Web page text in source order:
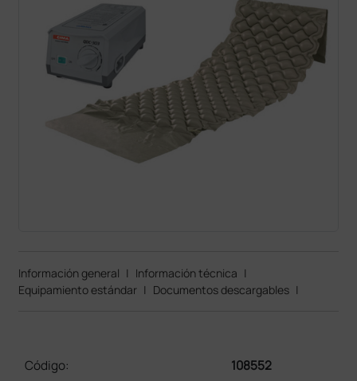
Información general | Información técnica |
Equipamiento estándar | Documentos descargables |
Código:
108552